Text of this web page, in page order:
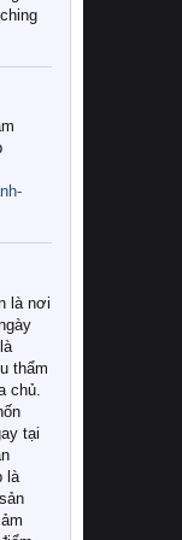
là nơi
thẩm
chủ.
tại
là